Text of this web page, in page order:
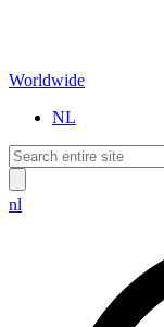
Worldwide
NL
nl